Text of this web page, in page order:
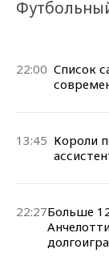
22:00 Cписок
13:45 Короли
22:27Больше